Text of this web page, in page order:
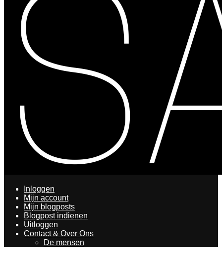
Inloggen
Mijn account
Mijn blogposts
Blogpost indienen
Uitloggen
Contact & Over Ons
De mensen